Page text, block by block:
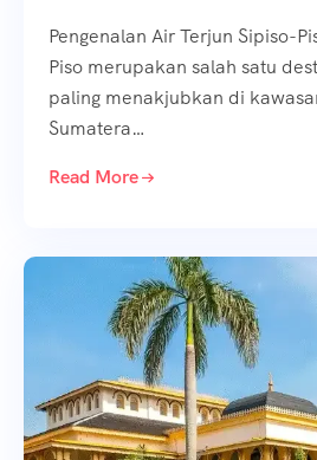
Pengenalan Air Terjun Sipiso-
Piso merupakan salah satu
paling menakjubkan di
Sumatera…
Read More